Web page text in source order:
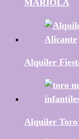
MARIOLA
Alquiler
Alquiler Toro